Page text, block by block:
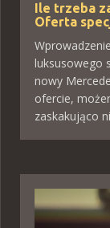
Ile trzeba
Oferta
luksusowego
nowy
ofercie,
zaskakująco